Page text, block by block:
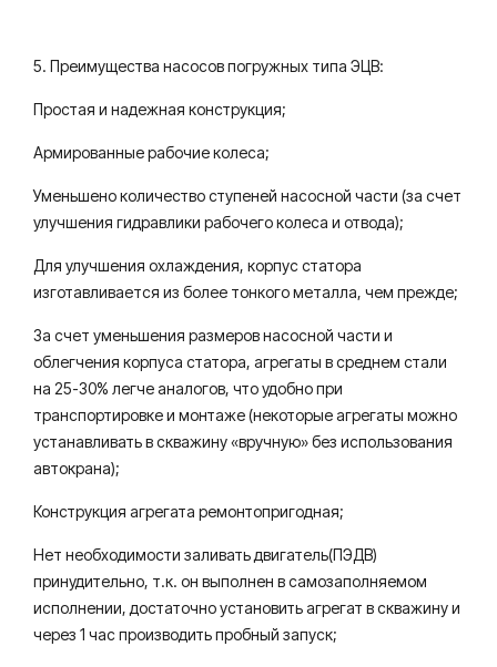
5. Преимущества насосов погружных типа ЭЦВ:
Простая и надежная конструкция;
Армированные рабочие колеса;
Уменьшено количество ступеней насосной части (за счет
улучшения гидравлики рабочего колеса и отвода);
Для улучшения охлаждения, корпус статора
изготавливается из более тонкого металла, чем прежде;
За счет уменьшения размеров насосной части и
облегчения корпуса статора, агрегаты в среднем стали
на 25-30% легче аналогов, что удобно при
транспортировке и монтаже (некоторые агрегаты можно
устанавливать в скважину «вручную» без использования
автокрана);
Конструкция агрегата ремонтопригодная;
Нет необходимости заливать двигатель(ПЭДВ)
принудительно, т.к. он выполнен в самозаполняемом
исполнении, достаточно установить агрегат в скважину и
через 1 час производить пробный запуск;